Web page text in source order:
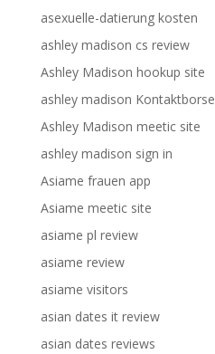
asexuelle-datierung kosten
ashley madison cs review
Ashley Madison hookup site
ashley madison Kontaktborse
Ashley Madison meetic site
ashley madison sign in
Asiame frauen app
Asiame meetic site
asiame pl review
asiame review
asiame visitors
asian dates it review
asian dates reviews